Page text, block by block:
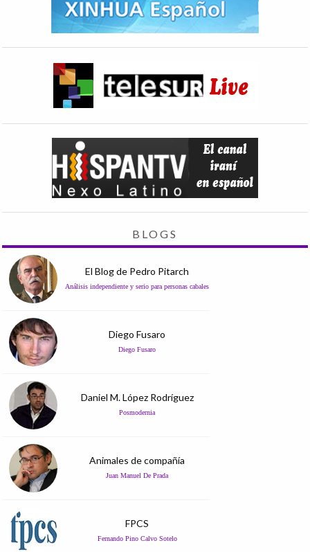
BLOGS
El Blog de Pedro Pitarch
Análisis independiente y serio para personas cabales
Diego Fusaro
Diego Fusaro
Daniel M. López Rodríguez
Posmodernia
Animales de compañía
Juan Manuel De Prada
FPCS
Fernando Pino Calvo Sotelo